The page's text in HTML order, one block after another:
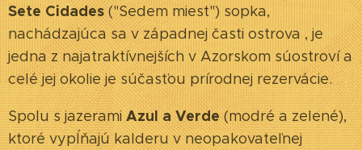
Sete Cidades("Sedem miest") sopka,
nachádzajúca sa v západnej časti ostrova , je
jedna z najatraktívnejších v Azorskom súostroví a
celé jej okolie je súčasťou prírodnej rezervácie.
Spolu s jazeramiAzul a Verde(modré a zelené),
ktoré vypĺňajú kalderu v neopakovateľnej